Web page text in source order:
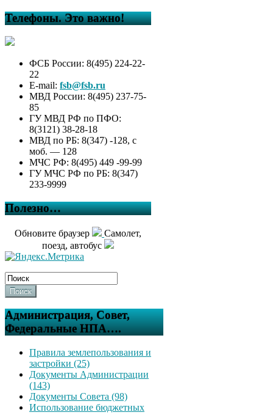
Телефоны. Это важно!
ФСБ России: 8(495) 224-22-
22
E-mail: fsb@fsb.ru
МВД России: 8(495) 237-75-
85
ГУ МВД РФ по ПФО:
8(3121) 38-28-18
МВД по РБ: 8(347) -128, с
моб. — 128
МЧС РФ: 8(495) 449 -99-99
ГУ МЧС РФ по РБ: 8(347)
233-9999
Полезно…
Обновите браузер
Самолет,
поезд, автобус
Поиск
Администрация, Совет,
Федеральные НПА….
Правила землепользования и
застройки (25)
Документы Администрации
(143)
Документы Совета (98)
Использование бюджетных